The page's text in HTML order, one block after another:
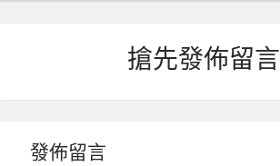
搶先發佈留言
發佈留言